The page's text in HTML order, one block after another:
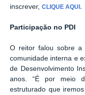
inscrever, CLIQUE AQUI.
Participação no PDI
O reitor falou sobre a
comunidade interna e
de Desenvolvimento
anos. “É por meio
estruturado que